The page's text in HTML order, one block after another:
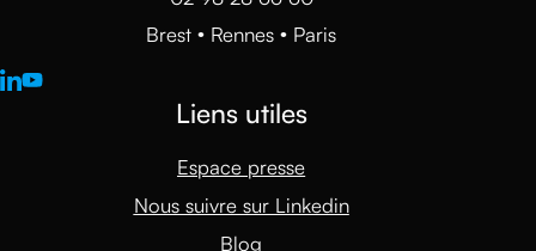
Brest • Rennes • Paris
Liens utiles
Espace presse
Nous suivre sur Linkedin
Blog